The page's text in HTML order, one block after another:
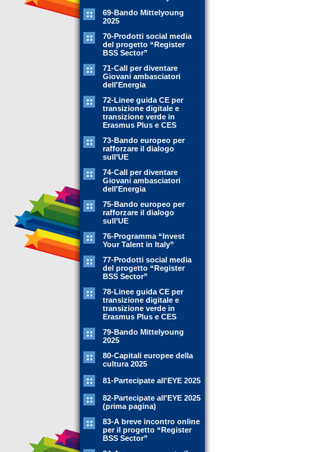
69-Bando Mittelyoung
2025
70-Prodotti social media
del progetto “Register
BSS Sector”
71-Call per diventare
Giovani ambasciatori
dell'Energia
72-Linee guida CE per
transizione digitale e
transizione verde in
Erasmus Plus e CES
73-Bando europeo per
rafforzare il dialogo
sull’UE
74-Call per diventare
Giovani ambasciatori
dell'Energia
75-Bando europeo per
rafforzare il dialogo
sull’UE
76-Programma “Invest
Your Talent in Italy”
77-Prodotti social media
del progetto “Register
BSS Sector”
78-Linee guida CE per
transizione digitale e
transizione verde in
Erasmus Plus e CES
79-Bando Mittelyoung
2025
80-Capitali europee della
cultura 2025
81-Partecipate all'EYE 2025
82-Partecipate all'EYE 2025
(prima pagina)
83-A breve incontro online
per il progetto “Register
BSS Sector”